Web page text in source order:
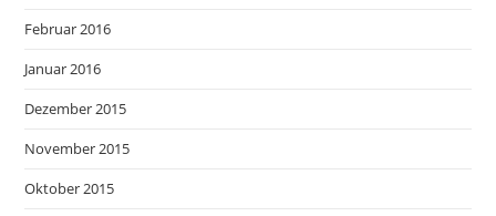
Februar 2016
Januar 2016
Dezember 2015
November 2015
Oktober 2015